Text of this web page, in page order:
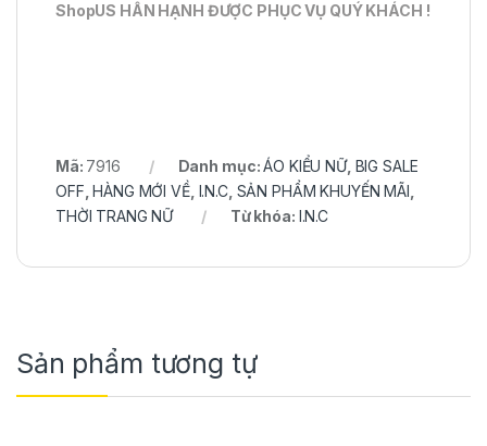
ShopUS HÂN HẠNH ĐƯỢC PHỤC VỤ QUÝ KHÁCH !
Mã: 7916 Danh mục:ÁO KIỂU NỮ, BIG SALE
OFF ,HÀNG MỚI VỀ, I.N.C, SẢN PHẨM KHUYẾN MÃI
THỜI TRANG NỮ
Từ khóa: I.N.C
Sản phẩm tương tự